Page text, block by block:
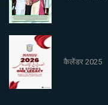
कैलेंडर 2025